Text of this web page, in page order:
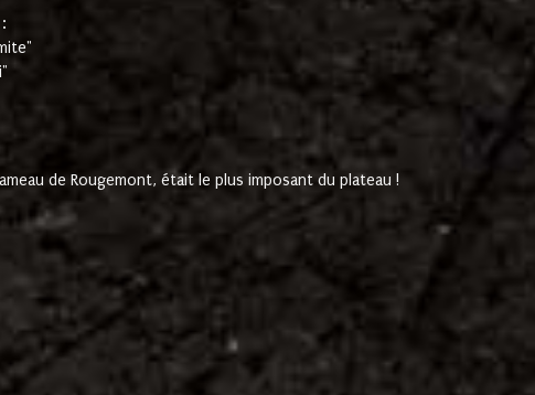
de Rougemont, était le plus imposant du plateau !